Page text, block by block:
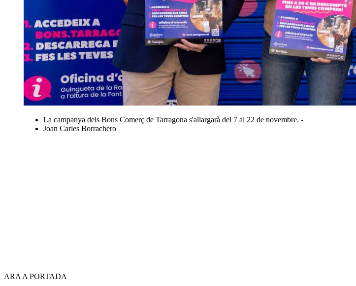
La campanya dels Bons Comerç de Tarragona s'allargarà del 7 al 22 de novembre. -
Joan Carles Borrachero
ARA A PORTADA